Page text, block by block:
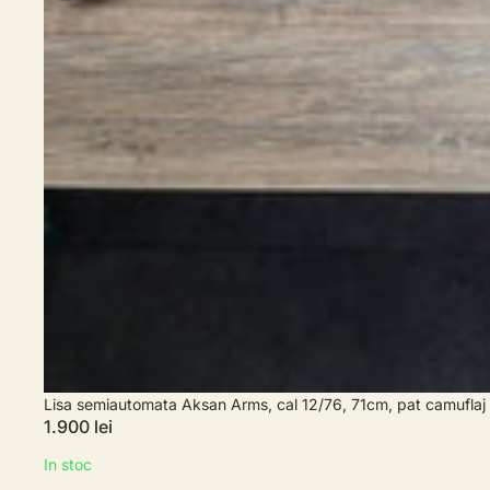
Lisa semiautomata Aksan Arms, cal 12/76, 71cm, pat camuflaj
1.900 lei
In stoc